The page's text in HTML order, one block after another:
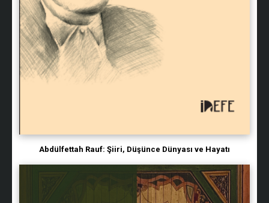
Abdülfettah Rauf: Şiiri, Düşünce Dünyası ve Hayatı